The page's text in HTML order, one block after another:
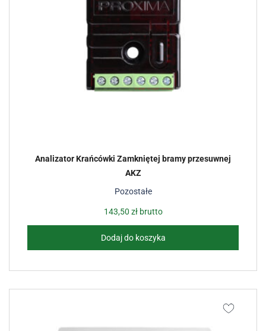
Pozostałe
Analizator Krańcówki Zamkniętej bramy przesuwnej
AKZ
143,50 złbrutto
Dodaj do koszyka